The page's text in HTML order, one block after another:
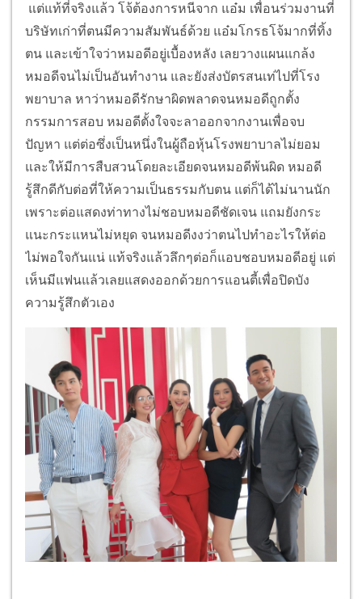
แต่แท้ที่จริงแล้ว โจ้ต้องการหนีจาก แอ๋ม เพื่อนร่วมงานที่
บริษัทเก่าที่ตนมีความสัมพันธ์ด้วย แอ๋มโกรธโจ้มากที่ทิ้ง
ตน และเข้าใจว่าหมอดีอยู่เบื้องหลัง เลยวางแผนแกล้ง
หมอดีจนไม่เป็นอันทำงาน และยังส่งบัตรสนเท่ไปที่โรง
พยาบาล หาว่าหมอดีรักษาผิดพลาดจนหมอดีถูกตั้ง
กรรมการสอบ หมอดีตั้งใจจะลาออกจากงานเพื่อจบ
ปัญหา แต่ต่อซึ่งเป็นหนึ่งในผู้ถือหุ้นโรงพยาบาลไม่ยอม
และให้มีการสืบสวนโดยละเอียดจนหมอดีพ้นผิด หมอดี
รู้สึกดีกับต่อที่ให้ความเป็นธรรมกับตน แต่ก็ได้ไม่นานนัก
เพราะต่อแสดงท่าทางไม่ชอบหมอดีชัดเจน แถมยังกระ
แนะกระแหนไม่หยุด จนหมอดีงงว่าตนไปทำอะไรให้ต่อ
ไม่พอใจกันแน่ แท้จริงแล้วลึกๆต่อก็แอบชอบหมอดีอยู่ แต่
เห็นมีแฟนแล้วเลยแสดงออกด้วยการแอนตี้เพื่อปิดบัง
ความรู้สึกตัวเอง